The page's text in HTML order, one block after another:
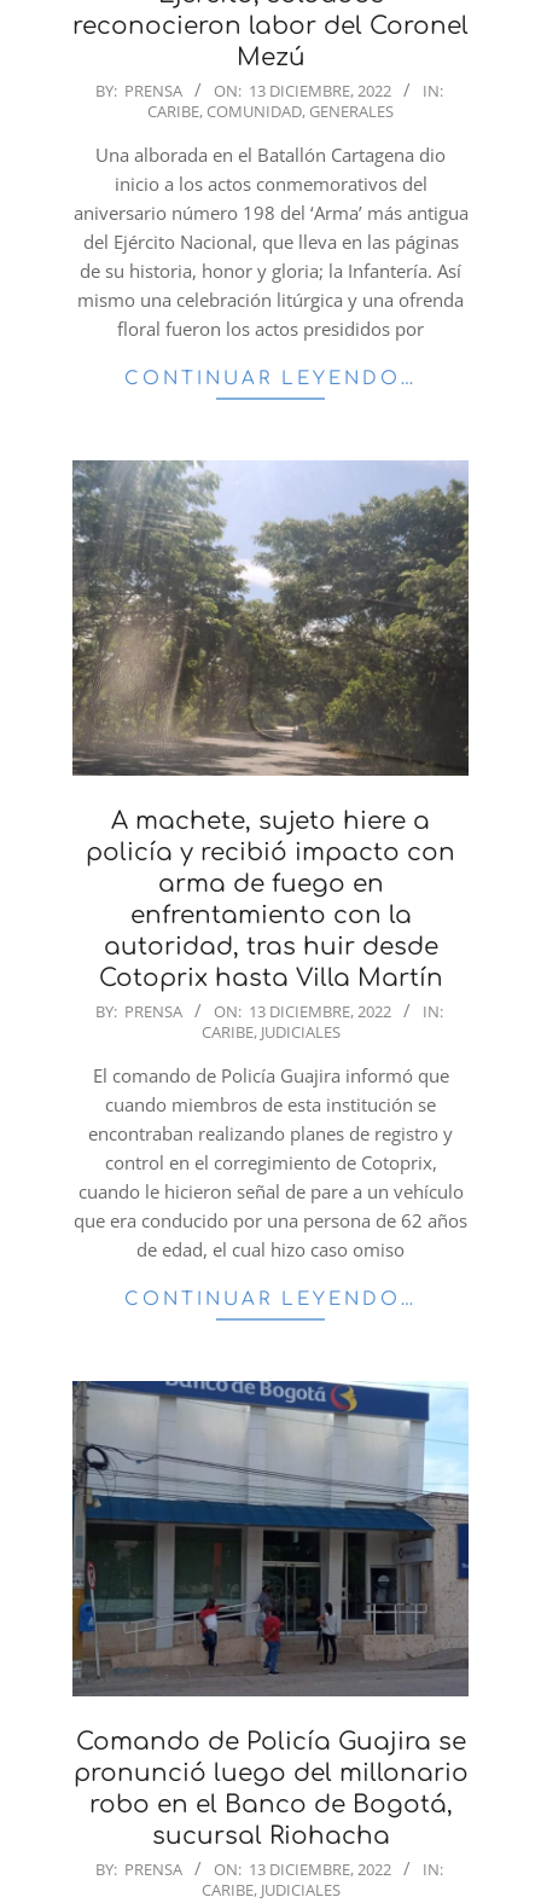
reconocieron labor del Coronel
Mezú
2022-
BY: PRENSA ON: 13 DICIEMBRE, 2022
IN:
CARIBE, COMUNIDAD, GENERALES
Una alborada en el Batallón Cartagena dio
inicio a los actos conmemorativos del
aniversario número 198 del ‘Arma’ más antigua
del Ejército Nacional, que lleva en las páginas
de su historia, honor y gloria; la Infantería. Así
mismo una celebración litúrgica y una ofrenda
floral fueron los actos presididos por
CONTINUAR LEYENDO…
A machete, sujeto hiere a
policía y recibió impacto con
arma de fuego en
enfrentamiento con la
autoridad, tras huir desde
Cotoprix hasta Villa Martín
2022-
BY: PRENSA ON: 13 DICIEMBRE, 2022
IN:
CARIBE, JUDICIALES
El comando de Policía Guajira informó que
cuando miembros de esta institución se
encontraban realizando planes de registro y
control en el corregimiento de Cotoprix,
cuando le hicieron señal de pare a un vehículo
que era conducido por una persona de 62 años
de edad, el cual hizo caso omiso
CONTINUAR LEYENDO…
Comando de Policía Guajira se
pronunció luego del millonario
robo en el Banco de Bogotá,
sucursal Riohacha
2022-
BY: PRENSA ON: 13 DICIEMBRE, 2022
IN:
CARIBE, JUDICIALES